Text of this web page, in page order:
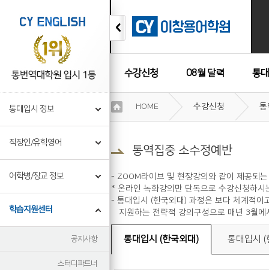
수강신청 08월 달력 통
수강후기
통대입시 정보
직장인/유학영어
어학병/장교 정보
학습지원센터
공지사항
스터디파트너
기
정
HOME 수강신청 통
통역집중 소수정예반
- ZOOM라이브 및 현장강의와 같이 제공되
* 온라인 녹화강의만 단독으로 수강신청하
- 통대입시 (한국외대) 과정은 보다 체계적이
지원하는 전략적 강의구성으로 매년 3월에
통대입시 (한국외대) 통대입시 (